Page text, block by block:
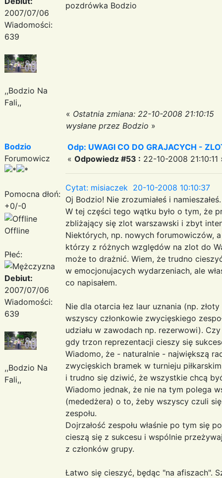
2007/07/06
Wiadomości:
639
,,Bodzio Na
Fali,,
pozdrówka Bodzio
« Ostatnia zmiana: 22-10-2008 21:10:15
wysłane przez Bodzio »
Bodzio
Forumowicz
Pomocna dłoń:
+0/-0
Offline
Płeć:
Debiut:
2007/07/06
Wiadomości:
639
,,Bodzio Na
Fali,,
Odp: UWAGI CO DO GRAJACYCH -
« Odpowiedz #53 : 22-10-2008 21:10:11
Cytat: misiaczek 20-10-2008 10:10:37
Oj Bodzio! Nie zrozumiałeś i namieszałeś.
W tej części tego wątku było o tym, że
zbliżający się zlot warszawski i zbyt
Niektórych, np. nowych forumowiczów,
którzy z różnych względów na zlot do
może to drażnić. Wiem, że trudno
w emocjonujacych wydarzeniach, ale
co napisałem.
Nie dla otarcia łez laur uznania (np.
wszyscy członkowie zwycięskiego
udziału w zawodach np. rezerwowi).
gdy trzon reprezentacji cieszy się
Wiadomo, że - naturalnie - największą
zwycięskich bramek w turnieju
i trudno się dziwić, że wszystkie chcą
Wiadomo jednak, że nie na tym polega
(mededżera) o to, żeby wszyscy czuli
zespołu.
Dojrzałość zespołu właśnie po tym się
cieszą się z sukcesu i wspólnie
z członków grupy.
Łatwo się cieszyć, będąc "na afiszach".